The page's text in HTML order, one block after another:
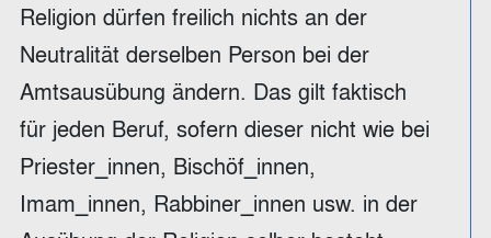
Religion dürfen freilich nichts an der
Neutralität derselben Person bei der
Amtsausübung ändern. Das gilt faktisch
für jeden Beruf, sofern dieser nicht wie bei
Priester_innen, Bischöf_innen,
Imam_innen, Rabbiner_innen usw. in der